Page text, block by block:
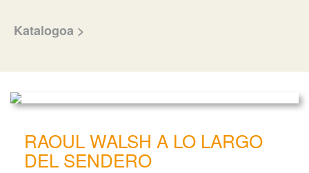
Katalogoa >
RAOUL WALSH A LO LARGO
DEL SENDERO